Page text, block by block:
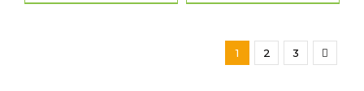
1 2 3